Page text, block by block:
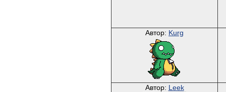
Автор: Kurg
Автор: Leek